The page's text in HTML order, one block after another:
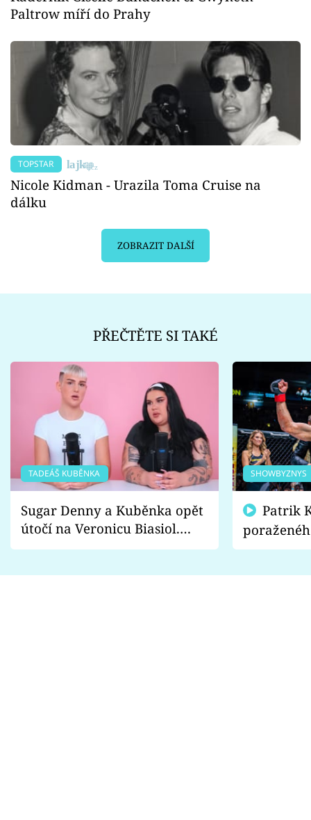
Paltrow míří do Prahy
TOPSTAR
Nicole Kidman - Urazila Toma Cruise na
dálku
ZOBRAZIT DALŠÍ
PŘEČTĚTE SI TAKÉ
TADEÁŠ KUBĚNKA
Sugar Denny a Kuběnka opět
útočí na Veronicu Biasiol.
Proč je podle nich falešná a
SHOWBYZNYS
fanoušci